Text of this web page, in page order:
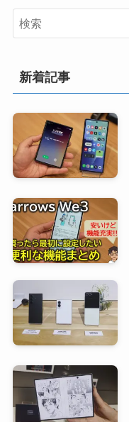
新着記事